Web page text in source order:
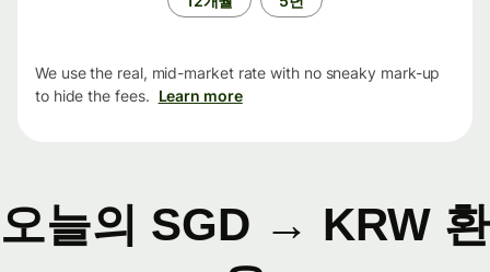
We use the real, mid-market rate with no sneaky mark-up
to hide the fees. Learn more
오늘의 SGD → KRW 환